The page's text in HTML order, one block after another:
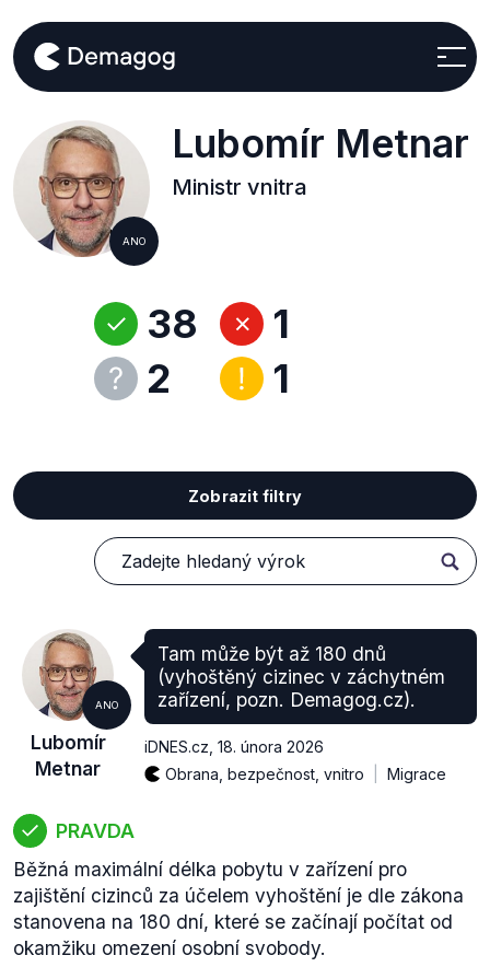
ANO
Lubomír Metnar
Ministr vnitra
38
2
1
1
Zobrazit filtry
ANO
Lubomír
Metnar
Tam může být až 180 dnů
(vyhoštěný cizinec v záchytném
zařízení, pozn. Demagog.cz).
iDNES.cz 18. února 2026
Obrana, bezpečnost, vnitro
Migrace
PRAVDA
Běžná maximální délka pobytu v zařízení pro
zajištění cizinců za účelem vyhoštění je dle zákona
stanovena na 180 dní, které se začínají počítat od
okamžiku omezení osobní svobody.